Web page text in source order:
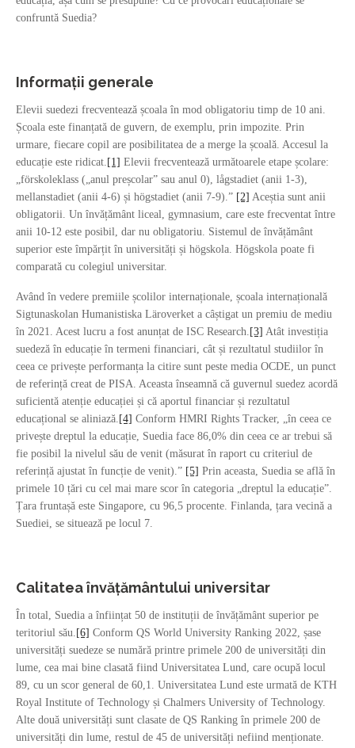
confruntă Suedia?
Informații generale
Elevii suedezi frecventează școala în mod obligatoriu timp de 10 ani.
Școala este finanțată de guvern, de exemplu, prin impozite. Prin
urmare, fiecare copil are posibilitatea de a merge la școală. Accesul la
educație este ridicat. [1] Elevii frecventează următoarele etape școlare:
„förskoleklass („anul preșcolar” sau anul 0), lågstadiet (anii 1-3),
mellanstadiet (anii 4-6) și högstadiet (anii 7-9).” [2] Aceștia sunt anii
obligatorii. Un învățământ liceal, gymnasium, care este frecventat între
anii 10-12 este posibil, dar nu obligatoriu. Sistemul de învățământ
superior este împărțit în universități și högskola. Högskola poate fi
comparată cu colegiul universitar.
Având în vedere premiile școlilor internaționale, școala internațională
Sigtunaskolan Humanistiska Läroverket a câștigat un premiu de mediu
în 2021. Acest lucru a fost anunțat de ISC Research. [3] Atât investiția
suedeză în educație în termeni financiari, cât și rezultatul studiilor în
ceea ce privește performanța la citire sunt peste media OCDE, un punct
de referință creat de PISA. Aceasta înseamnă că guvernul suedez acordă
suficientă atenție educației și că aportul financiar și rezultatul
educațional se aliniază. [4] Conform HMRI Rights Tracker, „în ceea ce
privește dreptul la educație, Suedia face 86,0% din ceea ce ar trebui să
fie posibil la nivelul său de venit (măsurat în raport cu criteriul de
referință ajustat în funcție de venit).” [5] Prin aceasta, Suedia se află în
primele 10 țări cu cel mai mare scor în categoria „dreptul la educație”.
Țara fruntașă este Singapore, cu 96,5 procente. Finlanda, țara vecină a
Suediei, se situează pe locul 7.
Calitatea învățământului universitar
În total, Suedia a înființat 50 de instituții de învățământ superior pe
teritoriul său. [6] Conform QS World University Ranking 2022, șase
universități suedeze se numără printre primele 200 de universități din
lume, cea mai bine clasată fiind Universitatea Lund, care ocupă locul
89, cu un scor general de 60,1. Universitatea Lund este urmată de KTH
Royal Institute of Technology și Chalmers University of Technology.
Alte două universități sunt clasate de QS Ranking în primele 200 de
universități din lume, restul de 45 de universități nefiind menționate.